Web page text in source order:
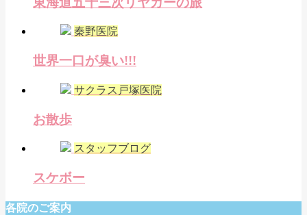
秦野医院
世界一口が臭い!!!
サクラス戸塚医院
お散歩
スタッフブログ
スケボー
各院のご案内